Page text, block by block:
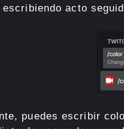
escribiendo acto
puedes escribir